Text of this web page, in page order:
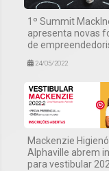
1º Summit
apresenta novas
de
24/05/2022
Mackenzie
Alphaville abrem
para vestibular